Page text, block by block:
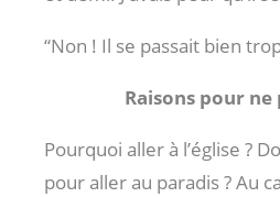
“Non ! Il se passait bien
Raisons pour ne
Pourquoi aller à l’église ?
pour aller au paradis ? Au